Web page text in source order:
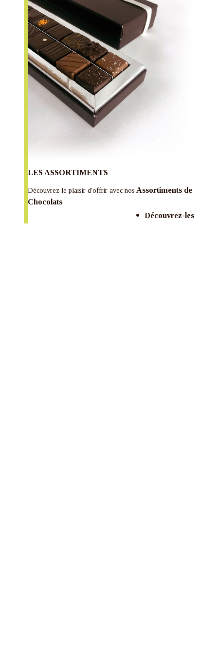
LES ASSORTIMENTS
Découvrez le plaisir d'offrir avec nos Assortiments de
Chocolats.
Découvrez-les